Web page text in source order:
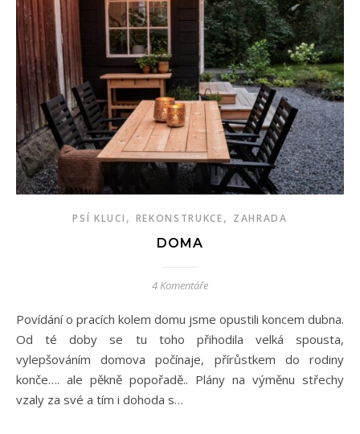
PSÍ KLUCI , REKONSTRUKCE, ZAHRADA
DOMA
4 Komentáře
Povídání o pracích kolem domu jsme opustili koncem dubna.
Od té doby se tu toho přihodila velká spousta,
vylepšováním domova počínaje, přírůstkem do rodiny
konče…. ale pěkně popořadě.. Plány na výměnu střechy
vzaly za své a tím i dohoda s…